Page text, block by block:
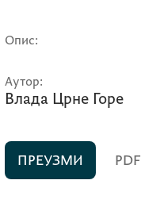
Опис:
Аутор:
Влада Црне Горе
ПРЕУЗМИ PDF